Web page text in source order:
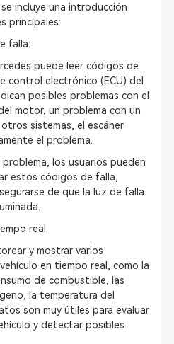
incluye una introducción
principales:
falla:
puede leer códigos de
control electrónico (ECU) del
posibles problemas con el
motor, un problema con un
sistemas, el escáner
el problema.
los usuarios pueden
estos códigos de falla,
de que la luz de falla
real
y mostrar varios
en tiempo real, como la
de combustible, las
la temperatura del
son muy útiles para evaluar
y detectar posibles